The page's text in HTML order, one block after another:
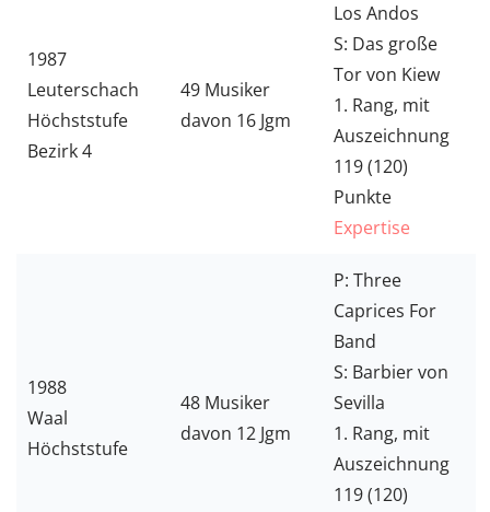
1987
Leuterschach
Höchststufe
Bezirk 4
49 Musiker
davon 16 Jgm
Los Andos
S: Das große
Tor von Kiew
1. Rang, mit
Auszeichnung
119 (120)
Punkte
Expertise
1988
Waal
Höchststufe
48 Musiker
davon 12 Jgm
P: Three
Caprices For
Band
S: Barbier von
Sevilla
1. Rang, mit
Auszeichnung
119 (120)